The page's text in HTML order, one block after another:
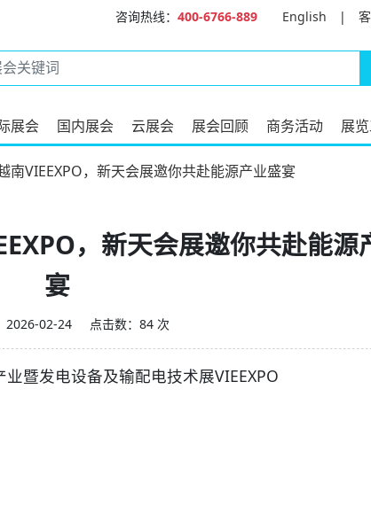
咨询热线： 400-6766-889 English |
展会 国内展会 云展会 展会回顾 商务活动 展
南VIEEXPO，新天会展邀你共赴能源产业盛宴
，新天会展邀你共赴能源
宴
2026-02-24 点击数：84 次
发电设备及输配电技术展VIEEXPO